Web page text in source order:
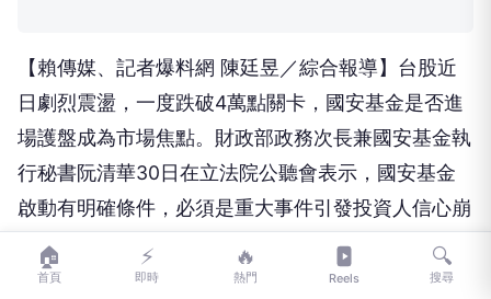
🏠
首頁
⚡
即時
🔥
熱門 Reels
🔍
搜尋